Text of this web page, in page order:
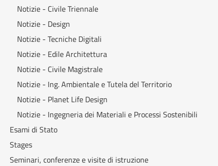
Notizie - Civile Triennale
Notizie - Design
Notizie - Tecniche Digitali
Notizie - Edile Architettura
Notizie - Civile Magistrale
Notizie - Ing. Ambientale e Tutela del Territorio
Notizie - Planet Life Design
Notizie - Ingegneria dei Materiali e Processi Sostenibili
Esami di Stato
Stages
Seminari, conferenze e visite di istruzione